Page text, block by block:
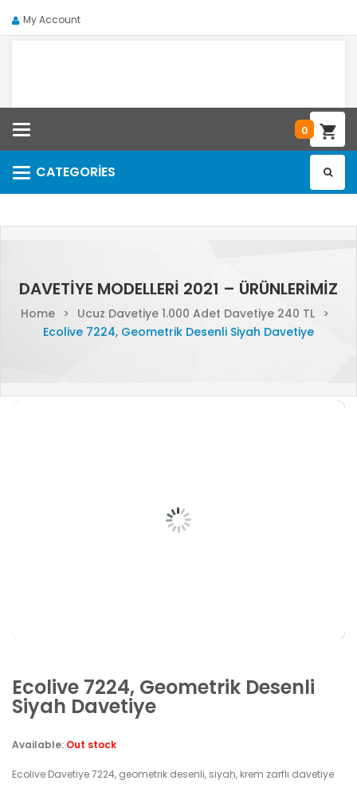
My Account
0
CATEGORIES
Categories
DAVETIYE MODELLERI 2021 – ÜRÜNLERIMIZ
Home > Ucuz Davetiye 1.000 Adet Davetiye 240 TL
>
Ecolive 7224, Geometrik Desenli Siyah Davetiye
Ecolive 7224, Geometrik Desenli
Siyah Davetiye
Available: Out stock
Ecolive Davetiye 7224, geometrik desenli, siyah, krem zarflı davetiye